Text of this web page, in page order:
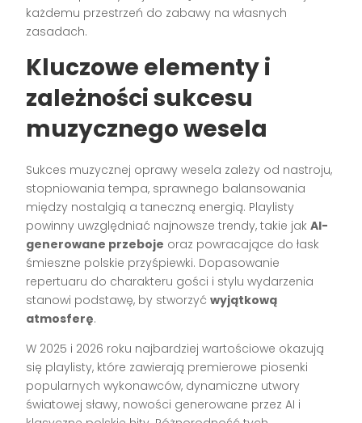
każdemu przestrzeń do zabawy na własnych
zasadach.
Kluczowe elementy i
zależności sukcesu
muzycznego wesela
Sukces muzycznej oprawy wesela zależy od nastroju,
stopniowania tempa, sprawnego balansowania
między nostalgią a taneczną energią. Playlisty
powinny uwzględniać najnowsze trendy, takie jakAI-
generowane przeboje oraz powracające do łask
śmieszne polskie przyśpiewki. Dopasowanie
repertuaru do charakteru gości i stylu wydarzenia
stanowi podstawę, by stworzyćwyjątkową
atmosferę.
W 2025 i 2026 roku najbardziej wartościowe okazują
się playlisty, które zawierają premierowe piosenki
popularnych wykonawców, dynamiczne utwory
światowej sławy, nowości generowane przez AI i